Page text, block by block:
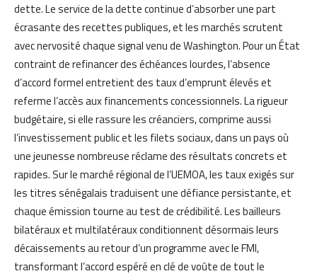
dette. Le service de la dette continue d’absorber une part
écrasante des recettes publiques, et les marchés scrutent
avec nervosité chaque signal venu de Washington. Pour un État
contraint de refinancer des échéances lourdes, l’absence
d’accord formel entretient des taux d’emprunt élevés et
referme l’accès aux financements concessionnels. La rigueur
budgétaire, si elle rassure les créanciers, comprime aussi
l’investissement public et les filets sociaux, dans un pays où
une jeunesse nombreuse réclame des résultats concrets et
rapides. Sur le marché régional de l’UEMOA, les taux exigés sur
les titres sénégalais traduisent une défiance persistante, et
chaque émission tourne au test de crédibilité. Les bailleurs
bilatéraux et multilatéraux conditionnent désormais leurs
décaissements au retour d’un programme avec le FMI,
transformant l’accord espéré en clé de voûte de tout le